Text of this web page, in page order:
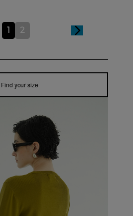
1 2
Find your size